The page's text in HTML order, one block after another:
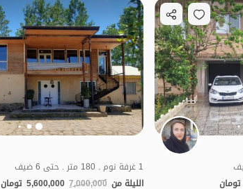
تومان
1 غرفة نوم . 180 متر . حتى 6 ضيف
الليلة من 7,000,000
5,600,000 تومان